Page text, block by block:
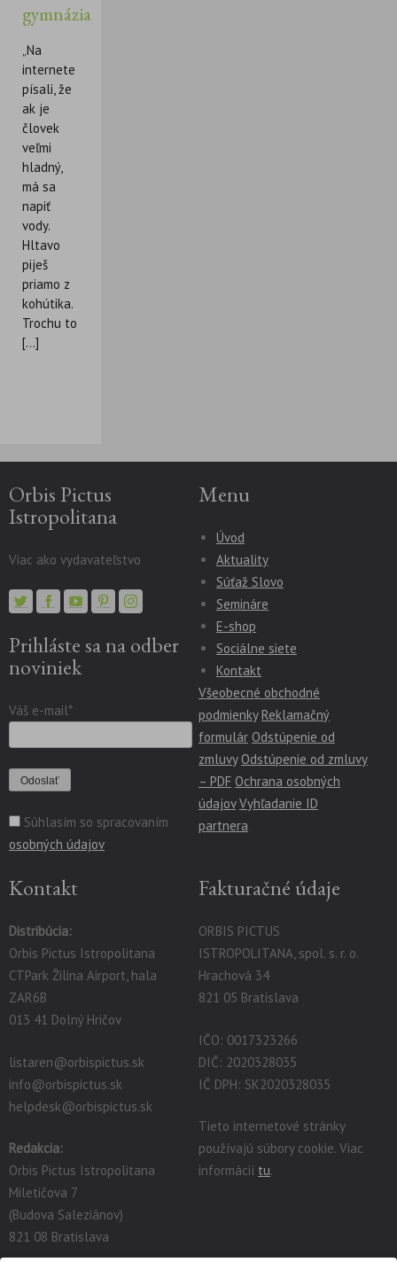
gymnázia
„Na
internete
písali, že
ak je
človek
veľmi
hladný,
má sa
napiť
vody.
Hltavo
piješ
priamo z
kohútika.
Trochu to
[...]
Orbis Pictus
Istropolitana
Viac ako vydavateľstvo
Prihláste sa na odber
noviniek
Váš e-mail*
Súhlasím so spracovaním
osobných údajov
Menu
Úvod
Aktuality
Súťaž Slovo
Semináre
E-shop
Sociálne siete
Kontakt
Všeobecné obchodné
podmienky Reklamačný
formulár Odstúpenie od
zmluvy Odstúpenie od zmluvy
– PDF Ochrana osobných
údajov Vyhľadanie ID
partnera
Kontakt
Distribúcia:
Orbis Pictus Istropolitana
CTPark Žilina Airport, hala
ZAR6B
013 41 Dolný Hričov
listaren@orbispictus.sk
info@orbispictus.sk
helpdesk@orbispictus.sk
Redakcia:
Orbis Pictus Istropolitana
Miletičova 7
(Budova Saleziánov)
821 08 Bratislava
Fakturačné údaje
ORBIS PICTUS
ISTROPOLITANA, spol. s. r. o.
Hrachová 34
821 05 Bratislava
IČO: 0017323266
DIČ: 2020328035
IČ DPH: SK2020328035
Tieto internetové stránky
používajú súbory cookie. Viac
informácií tu.